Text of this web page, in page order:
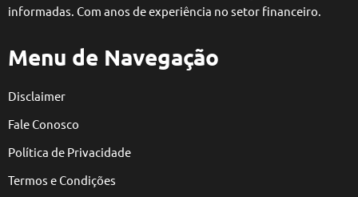
informadas. Com anos de experiência no setor financeiro.
Menu de Navegação
Disclaimer
Fale Conosco
Política de Privacidade
Termos e Condições